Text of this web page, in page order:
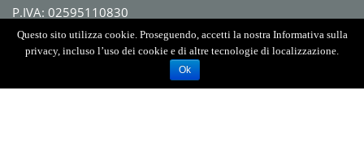
P.IVA: 02595110830
Questo sito utilizza cookie. Proseguendo, accetti la nostra Informativa sulla
privacy, incluso l’uso dei cookie e di altre tecnologie di localizzazione.
Ok